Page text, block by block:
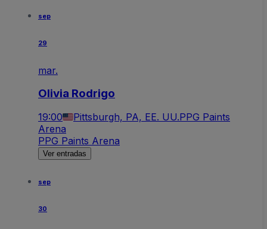
sep
29
mar.
Olivia Rodrigo
19:00 Pittsburgh, PA, EE. UU.PPG Paints
Arena
PPG Paints Arena
Ver entradas
sep
30